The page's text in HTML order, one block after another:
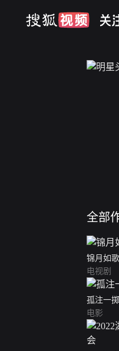
全部
锦月如歌
电视剧
孤注一掷
电影